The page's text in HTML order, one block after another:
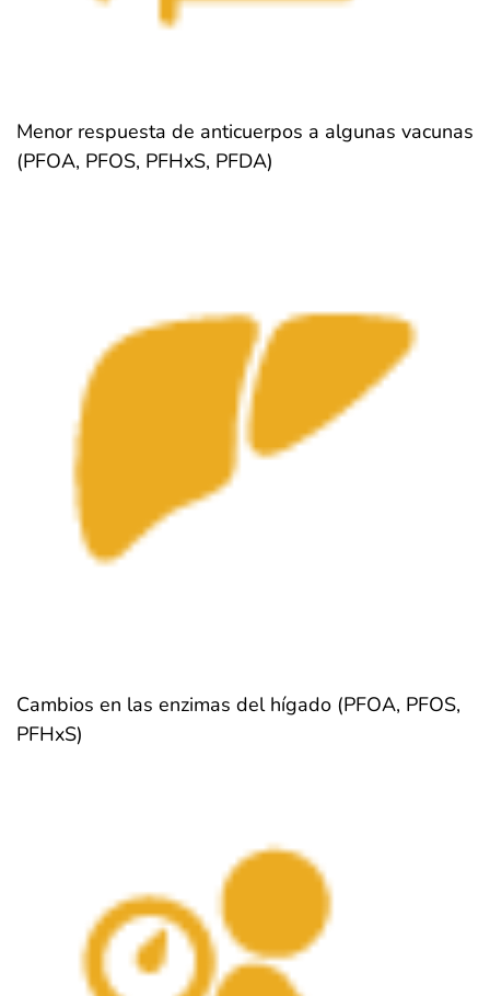
Menor respuesta de anticuerpos a algunas vacunas
(PFOA, PFOS, PFHxS, PFDA)
Cambios en las enzimas del hígado (PFOA, PFOS,
PFHxS)